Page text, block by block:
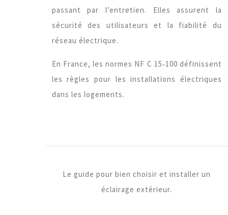
passant par l’entretien. Elles assurent la
sécurité des utilisateurs et la fiabilité du
réseau électrique.
En France, les normes NF C 15‑100 définissent
les règles pour les installations électriques
dans les logements.
Le guide pour bien choisir et installer un
éclairage extérieur.